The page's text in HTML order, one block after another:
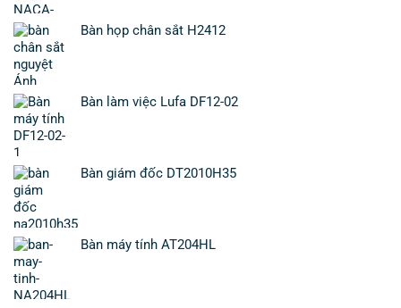
Bàn họp chân sắt H2412
Bàn làm việc Lufa DF12-02
Bàn giám đốc DT2010H35
Bàn máy tính AT204HL